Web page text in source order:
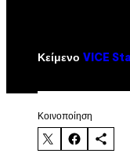
Κείμενο VICE
Kοινοποίηση